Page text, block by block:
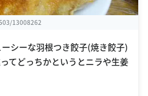
13008262
シーな羽根つき餃子(焼き餃子)
てどっちかというとニラや生姜